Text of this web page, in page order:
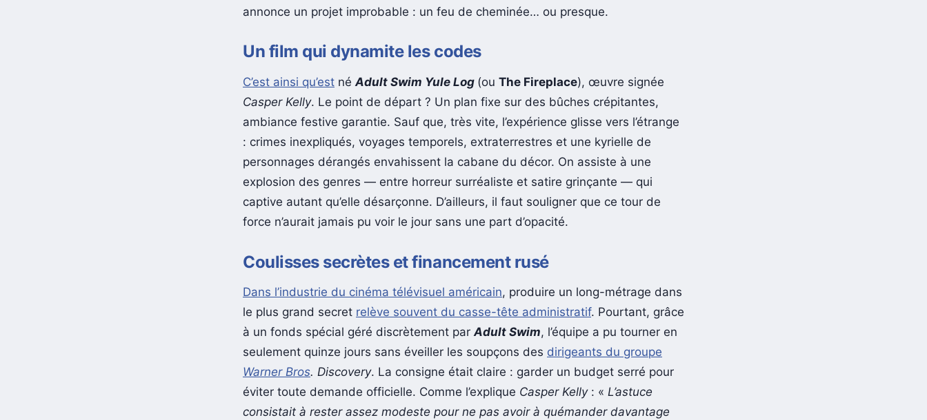
annonce un projet improbable : un feu de cheminée… ou presque.
Un film qui dynamite les codes
C’est ainsi qu’est néAdult Swim Yule Log (ou The Fireplace), œuvre signée
Casper Kelly. Le point de départ ? Un plan fixe sur des bûches crépitantes,
ambiance festive garantie. Sauf que, très vite, l’expérience glisse vers l’étrange
: crimes inexpliqués, voyages temporels, extraterrestres et une kyrielle de
personnages dérangés envahissent la cabane du décor. On assiste à une
explosion des genres — entre horreur surréaliste et satire grinçante — qui
captive autant qu’elle désarçonne. D’ailleurs, il faut souligner que ce tour de
force n’aurait jamais pu voir le jour sans une part d’opacité.
Coulisses secrètes et financement rusé
Dans l’industrie du cinéma télévisuel américain, produire un long-métrage dans
le plus grand secret relève souvent du casse-tête administratif. Pourtant, grâce
à un fonds spécial géré discrètement parAdult Swim, l’équipe a pu tourner en
seulement quinze jours sans éveiller les soupçons des dirigeants du groupe
Warner Bros. Discovery. La consigne était claire : garder un budget serré pour
éviter toute demande officielle. Comme l’explique Casper Kelly: « L’astuce
consistait à rester assez modeste pour ne pas avoir à quémander davantage